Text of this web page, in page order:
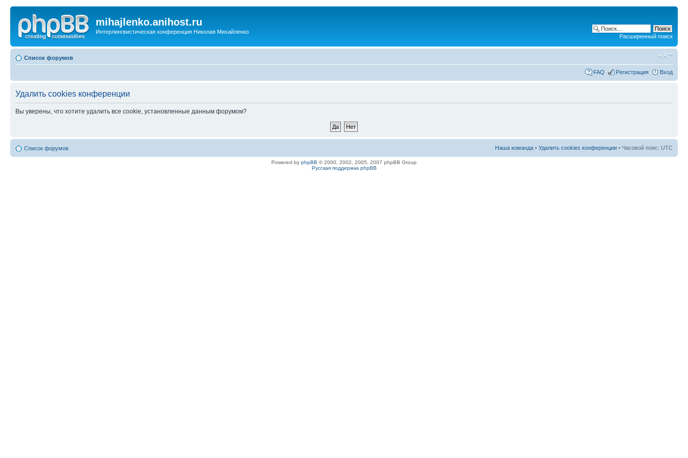
mihajlenko.anihost.ru
Интерлингвистическая конференция Николая Михайленко
Расширенный поиск
Список форумов
FAQ Регистрация Вход
Удалить cookies конференции
Вы уверены, что хотите удалить все cookie, установленные данным форумом?
Список форумов Наша команда • Удалить cookies конференции • Часовой пояс: UTC
Powered by phpBB © 2000, 2002, 2005, 2007 phpBB Group
Русская поддержка phpBB